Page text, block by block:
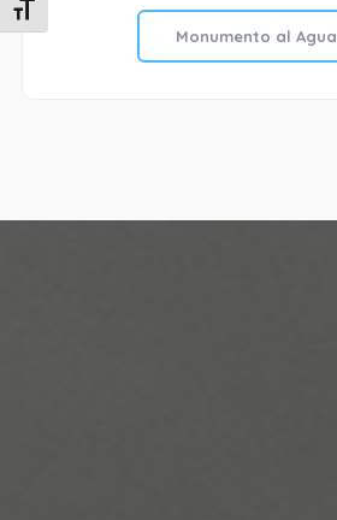
Alternar tamaño de letra
Monumento al Agua